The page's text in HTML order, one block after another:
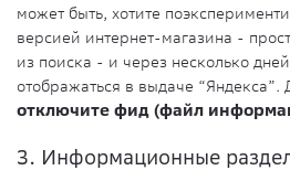
может быть, хотите
версией интернет-магазина -
из поиска - и через несколько
отображаться в выдаче “Яндекса”.
отключите фид (файл
3. Информационные